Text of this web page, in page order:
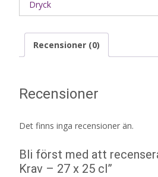
Dryck
Recensioner (0)
Recensioner
Det finns inga recensioner än.
Bli först med att
Krav – 27 x 25 cl”